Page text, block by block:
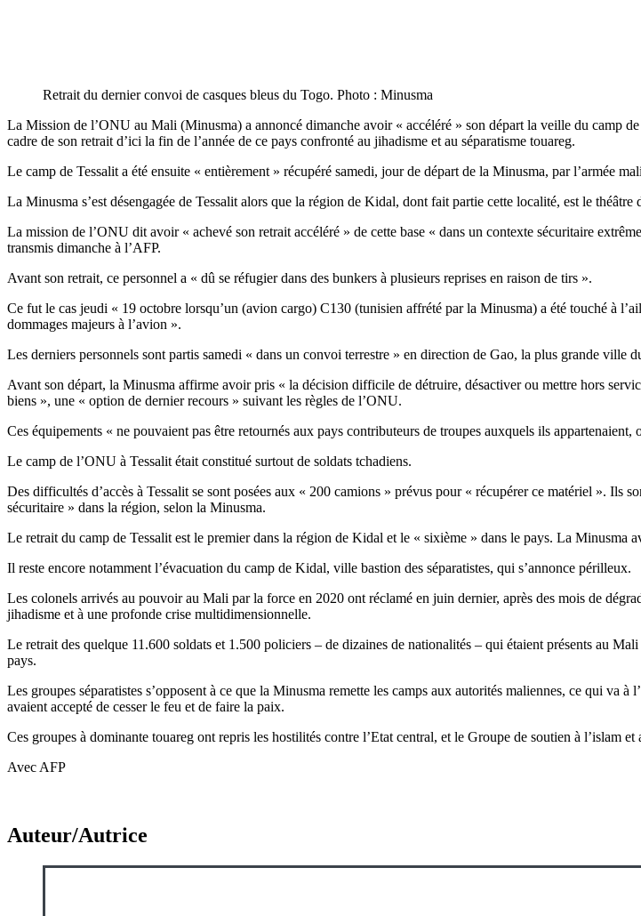
Retrait du dernier convoi de casques bleus du Togo. Photo : Minusma
La Mission de l’ONU au Mali (Minusma) a annoncé dimanche avoir « accéléré » son départ la veille du camp
cadre de son retrait d’ici la fin de l’année de ce pays confronté au jihadisme et au séparatisme touareg.
Le camp de Tessalit a été ensuite « entièrement » récupéré samedi, jour de départ de la Minusma, par l’armée
La Minusma s’est désengagée de Tessalit alors que la région de Kidal, dont fait partie cette localité, est le
La mission de l’ONU dit avoir « achevé son retrait accéléré » de cette base « dans un contexte sécuritaire
transmis dimanche à l’AFP.
Avant son retrait, ce personnel a « dû se réfugier dans des bunkers à plusieurs reprises en raison de tirs ».
Ce fut le cas jeudi « 19 octobre lorsqu’un (avion cargo) C130 (tunisien affrété par la Minusma) a été touché à
dommages majeurs à l’avion ».
Les derniers personnels sont partis samedi « dans un convoi terrestre » en direction de Gao, la plus grande ville
Avant son départ, la Minusma affirme avoir pris « la décision difficile de détruire, désactiver ou mettre hors
biens », une « option de dernier recours » suivant les règles de l’ONU.
Ces équipements « ne pouvaient pas être retournés aux pays contributeurs de troupes auxquels ils
Le camp de l’ONU à Tessalit était constitué surtout de soldats tchadiens.
Des difficultés d’accès à Tessalit se sont posées aux « 200 camions » prévus pour « récupérer ce matériel ». Ils
sécuritaire » dans la région, selon la Minusma.
Le retrait du camp de Tessalit est le premier dans la région de Kidal et le « sixième » dans le pays. La Minusma
Il reste encore notamment l’évacuation du camp de Kidal, ville bastion des séparatistes, qui s’annonce périlleux.
Les colonels arrivés au pouvoir au Mali par la force en 2020 ont réclamé en juin dernier, après des mois de
jihadisme et à une profonde crise multidimensionnelle.
Le retrait des quelque 11.600 soldats et 1.500 policiers – de dizaines de nationalités – qui étaient présents au
pays.
Les groupes séparatistes s’opposent à ce que la Minusma remette les camps aux autorités maliennes, ce qui va
avaient accepté de cesser le feu et de faire la paix.
Ces groupes à dominante touareg ont repris les hostilités contre l’Etat central, et le Groupe de soutien à
Avec AFP
Auteur/Autrice